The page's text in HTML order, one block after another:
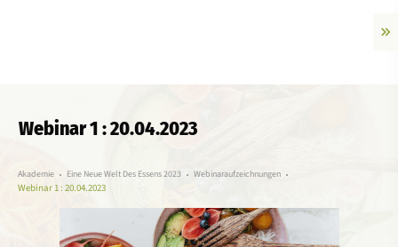
Webinar 1 : 20.04.2023
Akademie Eine Neue Welt Des Essens 2023 Webinaraufzeichnungen
Webinar 1 : 20.04.2023